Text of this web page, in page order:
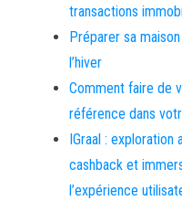
transactions
Préparer sa
l’hiver
Comment faire de
référence dans
IGraal : exploration
cashback et
l’expérience